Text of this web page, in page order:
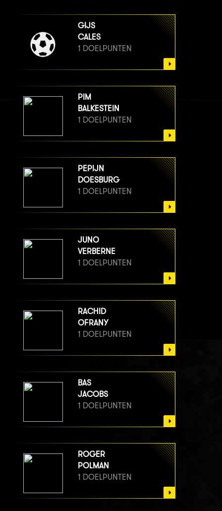
GIJS
CALES
1 DOELPUNTEN
PIM
BALKESTEIN
1 DOELPUNTEN
PEPIJN
DOESBURG
1 DOELPUNTEN
JUNO
VERBERNE
1 DOELPUNTEN
RACHID
OFRANY
1 DOELPUNTEN
BAS
JACOBS
1 DOELPUNTEN
ROGER
POLMAN
1 DOELPUNTEN